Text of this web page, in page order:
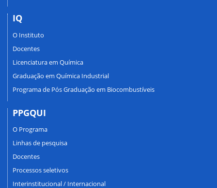
IQ
O Instituto
Docentes
Licenciatura em Química
Graduação em Química Industrial
Programa de Pós Graduação em Biocombustíveis
PPGQUI
O Programa
Linhas de pesquisa
Docentes
Processos seletivos
Interinstitucional / Internacional